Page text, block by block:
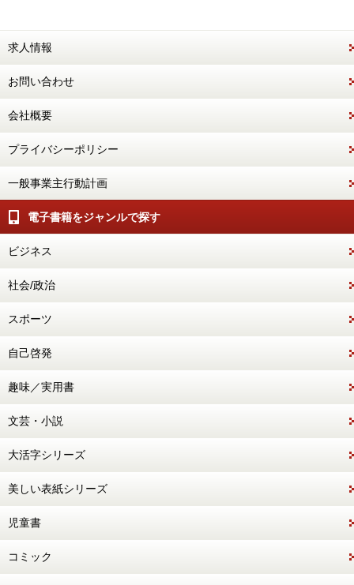
求人情報
お問い合わせ
会社概要
プライバシーポリシー
一般事業主行動計画
電子書籍をジャンルで探す
ビジネス
社会/政治
スポーツ
自己啓発
趣味／実用書
文芸・小説
大活字シリーズ
美しい表紙シリーズ
児童書
コミック